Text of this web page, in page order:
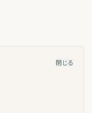
閉じる